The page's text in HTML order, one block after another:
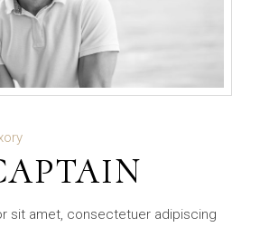
sit amet, consectetuer adipiscing